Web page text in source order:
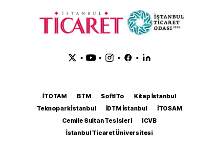
• • • •
İTOTAM BTM SoftITo
Kitap İstanbul
Teknopark İstanbul
İDTM İstanbul
İTOSAM
Cemile Sultan Tesisleri
ICVB
İstanbul Ticaret Üniversitesi